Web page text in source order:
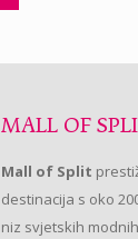
MALL OF
Mall of Split
destinacija s oko
niz svjetskih